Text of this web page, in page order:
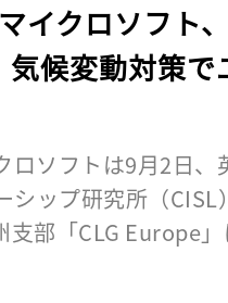
イクロソフト
候変動対策で
ソフトは9月2日、
シップ研究所（
支部「CLG Europe